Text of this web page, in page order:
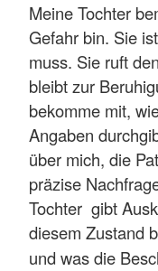
Meine Tochter
Gefahr bin. Sie
muss. Sie ruft
bleibt zur
bekomme mit,
Angaben
über mich, die
präzise
Tochter gibt
diesem Zustand
und was die